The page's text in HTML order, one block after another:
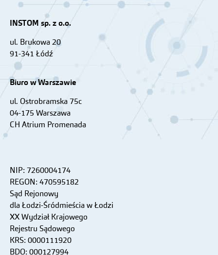
INSTOM sp. z o.o.
ul. Brukowa 20
91-341 Łódź
Biuro w Warszawie
ul. Ostrobramska 75c
04-175 Warszawa
CH Atrium Promenada
NIP: 7260004174
REGON: 470595182
Sąd Rejonowy
dla Łodzi-Śródmieścia w Łodzi
XX Wydział Krajowego
Rejestru Sądowego
KRS: 0000111920
BDO: 000127994